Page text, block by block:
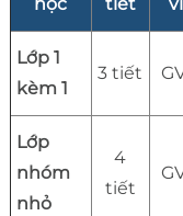
Lớp 1
kèm 1
3 tiết
Lớp
nhóm
nhỏ
4
tiết